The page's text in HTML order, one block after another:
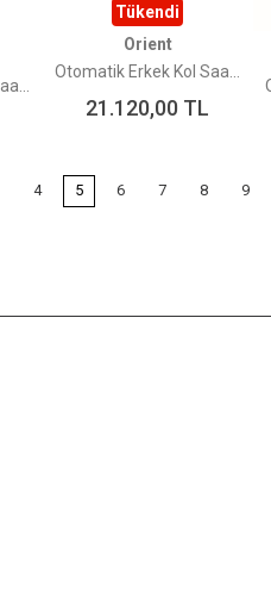
Tükendi
Orient
21.120,00 TL
4 5 6 7 8 9